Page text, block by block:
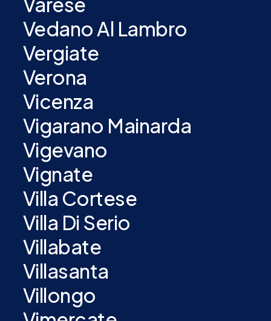
Vedano Al Lambro
Vergiate
Verona
Vicenza
Vigarano Mainarda
Vigevano
Vignate
Villa Cortese
Villa Di Serio
Villabate
Villasanta
Villongo